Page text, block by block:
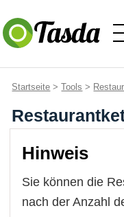
Startseite >Tools >
Hinweis
Sie können die
nach der Anzahl